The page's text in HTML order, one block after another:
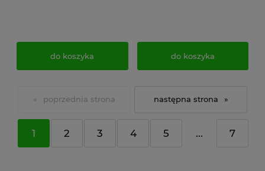
do koszyka do koszyka
«
1 2 3 4 5 ... 7
»